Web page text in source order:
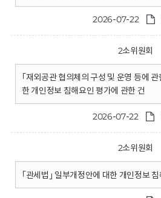
2026-07-22
2소위원회
｢재외공관 협의체의 구성 및 운영 등에
한 개인정보 침해요인 평가에 관한 건
2026-07-22
2소위원회
｢관세법｣ 일부개정안에 대한 개인정보